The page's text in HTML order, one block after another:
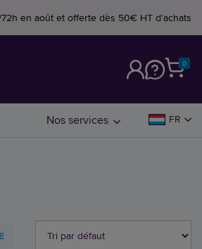
en août et offerte dès 50€ HT d'achats
0
Nos services FR